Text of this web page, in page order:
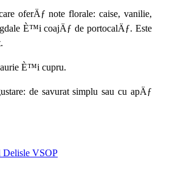
oferÄƒ note florale: caise, vanilie,
È™i coajÄƒ de portocalÄƒ. Este
È™i cupru.
de savurat simplu sau cu apÄƒ
Delisle VSOP